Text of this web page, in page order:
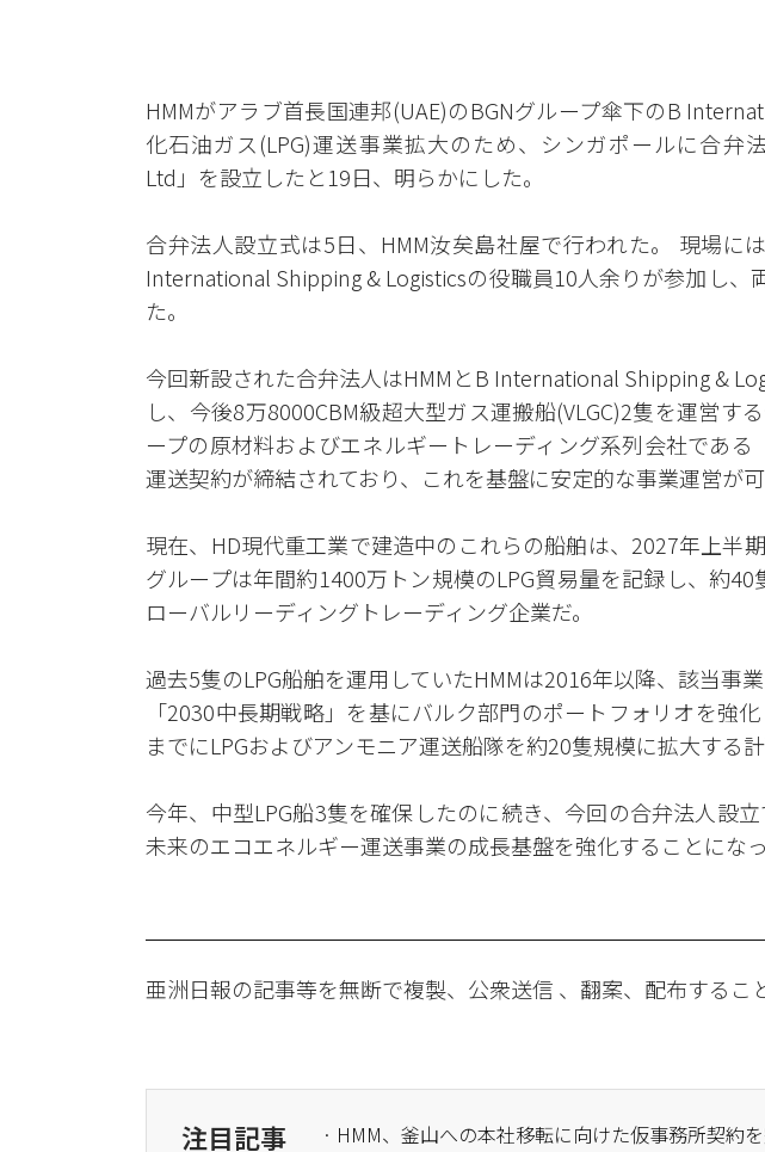
HMMがアラブ首長国連邦(UAE)のBGNグループ傘下のB
化石油ガス(LPG)運送事業拡大のため、シンガポールに合弁
Ltd」を設立したと19日、明らかにした。
合弁法人設立式は5日、HMM汝矣島社屋で行われた。 現場に
International Shipping & Logisticsの役職員10人余りが参加し、
た。
今回新設された合弁法人はHMMとB International Shipping &
し、今後8万8000CBM級超大型ガス運搬船(VLGC)2隻を運営す
ープの原材料およびエネルギートレーディング系列会社である
運送契約が締結されており、これを基盤に安定的な事業運営が可
現在、HD現代重工業で建造中のこれらの船舶は、2027年上半
グループは年間約1400万トン規模のLPG貿易量を記録し、約40
ローバルリーディングトレーディング企業だ。
過去5隻のLPG船舶を運用していたHMMは2016年以降、該当事業
「2030中長期戦略」を基にバルク部門のポートフォリオを強
までにLPGおよびアンモニア運送船隊を約20隻規模に拡大する計
今年、中型LPG船3隻を確保したのに続き、今回の合弁法人設立
未来のエコエネルギー運送事業の成長基盤を強化することにな
亜洲日報の記事等を無断で複製、公衆送信 、翻案、配布するこ
注目記事 · HMM、釜山への本社移転に向けた仮事務所契約